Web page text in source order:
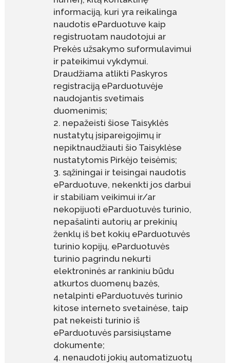
informaciją, kuri yra reikalinga
naudotis eParduotuve kaip
registruotam naudotojui ar
Prekės užsakymo suformulavimui
ir pateikimui vykdymui.
Draudžiama atlikti Paskyros
registraciją eParduotuvėje
naudojantis svetimais
duomenimis;
nepažeisti šiose Taisyklės
nustatytų įsipareigojimų ir
nepiktnaudžiauti šio Taisyklėse
nustatytomis Pirkėjo teisėmis;
sąžiningai ir teisingai naudotis
eParduotuve, nekenkti jos darbui
ir stabiliam veikimui ir/ar
nekopijuoti eParduotuvės turinio,
nepašalinti autorių ar prekinių
ženklų iš bet kokių eParduotuvės
turinio kopijų, eParduotuvės
turinio pagrindu nekurti
elektroninės ar rankiniu būdu
atkurtos duomenų bazės,
netalpinti eParduotuvės turinio
kitose interneto svetainėse, taip
pat nekeisti turinio iš
eParduotuvės parsisiųstame
dokumente;
nenaudoti jokių automatizuotų